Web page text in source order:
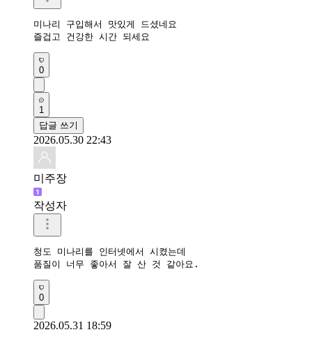
미나리 구입해서 맛있게 드셨네요
즐겁고 건강한 시간 되세요
0
1
답글 쓰기
2026.05.30 22:43
미주장
작성자
청도 미나리를 인터넷에서 시켰는데
품질이 너무 좋아서 잘 산 것 같아요.
0
2026.05.31 18:59